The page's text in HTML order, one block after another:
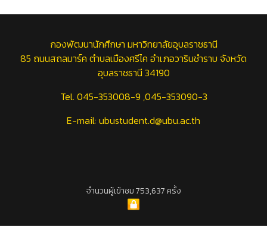
กองพัฒนานักศึกษา มหาวิทยาลัยอุบลราชธานี
85 ถนนสถลมาร์ค ตำบลเมืองศรีไค อำเภอวารินชำราบ จังหวัด
อุบลราชธานี 34190
Tel. 045-353008-9 ,045-353090-3
E-mail: ubustudent.d@ubu.ac.th
จำนวนผู้เข้าชม 753,637 ครั้ง